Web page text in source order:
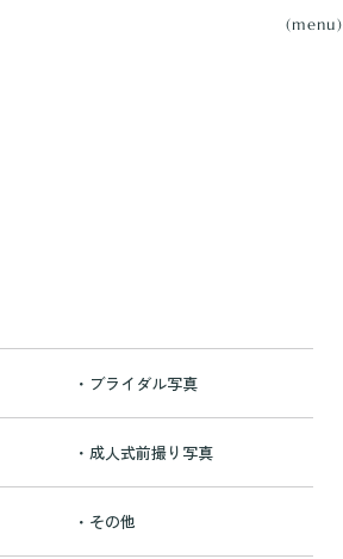
(menu)
・ブライダル写真
・成人式前撮り写真
・その他